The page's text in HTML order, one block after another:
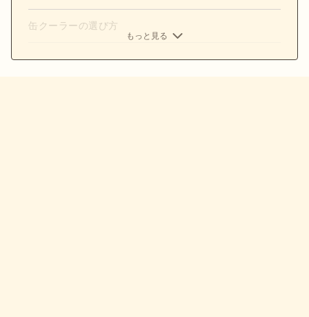
缶クーラーの選び方
もっと見る